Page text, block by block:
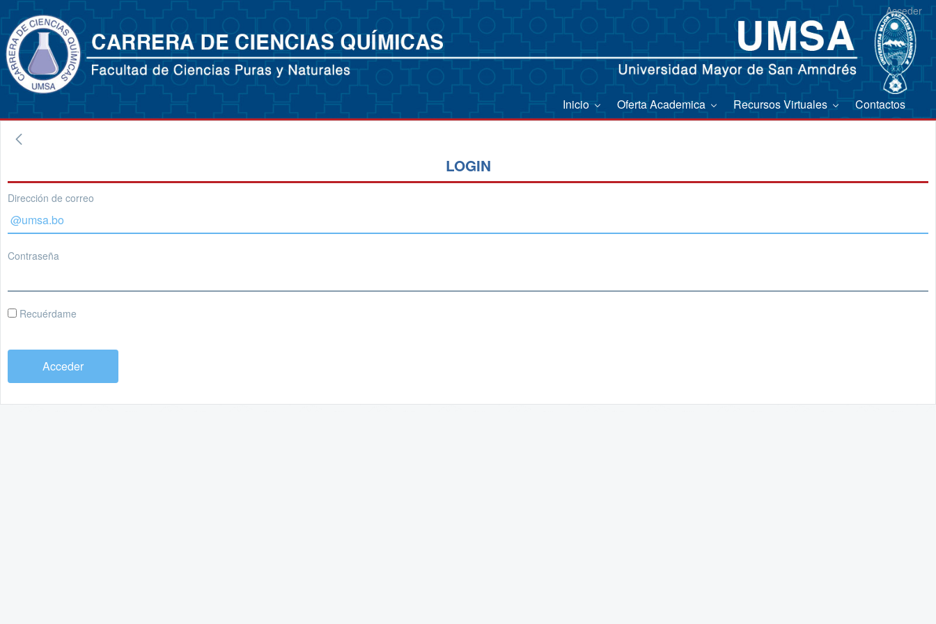
Acceder
Inicio Oferta Academica Recursos Virtuales Contactos
LOGIN
Dirección de correo
Contraseña
Recuérdame
Acceder